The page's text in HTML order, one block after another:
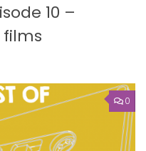
10 –
films
0